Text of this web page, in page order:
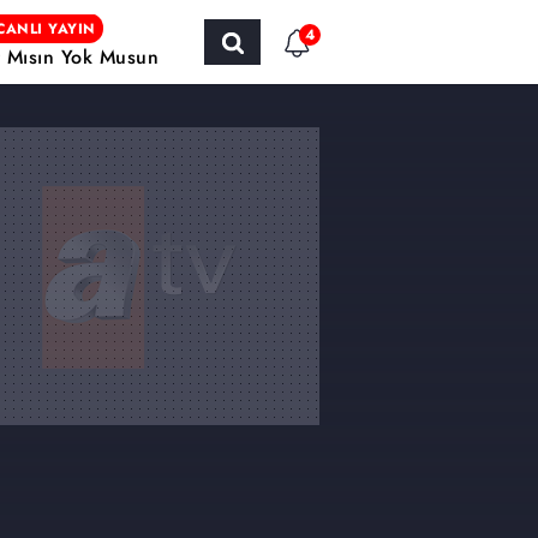
YAYIN
Yok Musun
4